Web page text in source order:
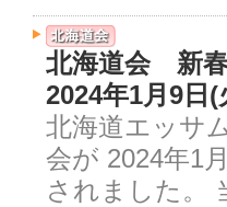
北海道会 新
2024年1月9日
北海道エッサ
会が 2024年1
されました。